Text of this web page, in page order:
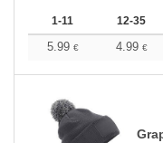
1-11 12-35
5.99 € 4.99 €